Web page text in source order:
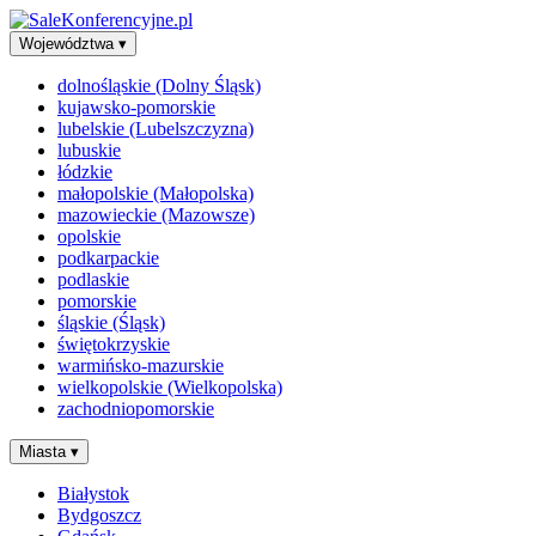
Województwa ▾
dolnośląskie (Dolny Śląsk)
kujawsko-pomorskie
lubelskie (Lubelszczyzna)
lubuskie
łódzkie
małopolskie (Małopolska)
mazowieckie (Mazowsze)
opolskie
podkarpackie
podlaskie
pomorskie
śląskie (Śląsk)
świętokrzyskie
warmińsko-mazurskie
wielkopolskie (Wielkopolska)
zachodniopomorskie
Miasta ▾
Białystok
Bydgoszcz